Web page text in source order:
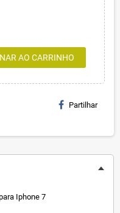
AO CARRINHO
Partilhar
Iphone 7